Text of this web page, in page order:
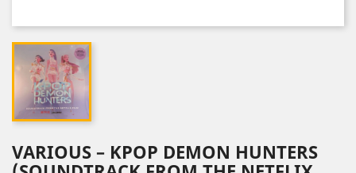
VARIOUS – KPOP DEMON HUNTERS